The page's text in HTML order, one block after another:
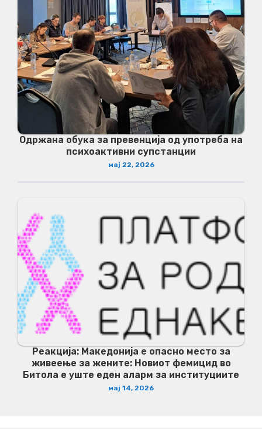
Одржана обука за превенција од употреба на
психоактивни супстанции
мај 22, 2026
Реакција: Македонија е опасно место за
живеење за жените: Новиот фемицид во
Битола е уште еден аларм за институциите
мај 14, 2026